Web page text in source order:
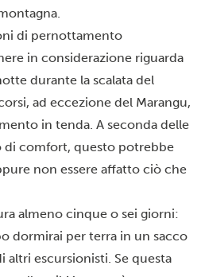
di pernottamento
in considerazione riguarda
durante la scalata del
ad eccezione del Marangu,
in tenda. A seconda delle
di comfort, questo potrebbe
non essere affatto ciò che
almeno cinque o sei giorni:
dormirai per terra in un sacco
altri escursionisti. Se questa